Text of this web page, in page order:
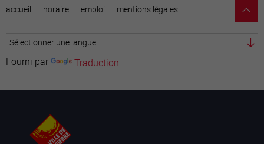
accueil horaire emploi mentions légales
Fourni par Traduction